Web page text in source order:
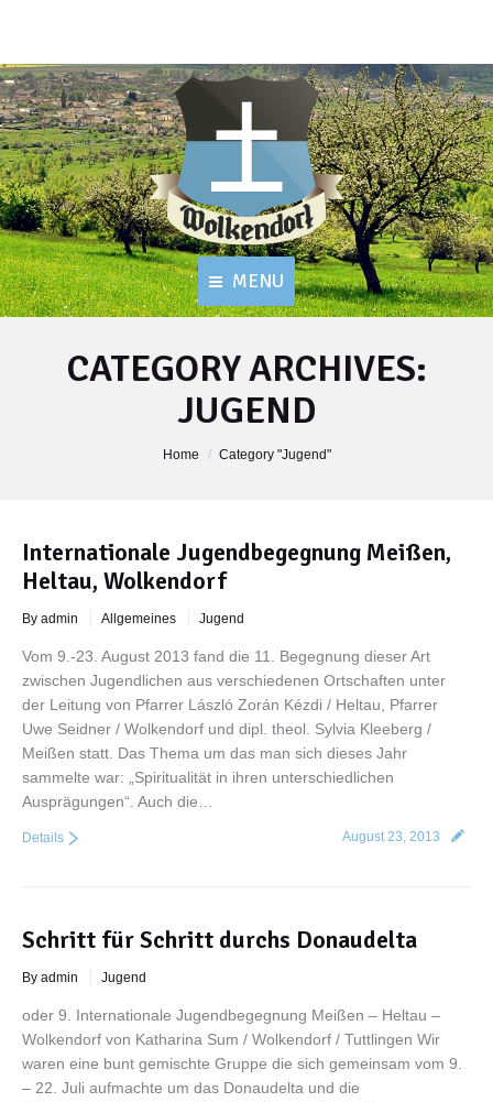
MENU
CATEGORY ARCHIVES:
JUGEND
Home Category "Jugend"
Internationale Jugendbegegnung Meißen,
Heltau, Wolkendorf
By admin Allgemeines Jugend
Vom 9.-23. August 2013 fand die 11. Begegnung dieser Art
zwischen Jugendlichen aus verschiedenen Ortschaften unter
der Leitung von Pfarrer László Zorán Kézdi / Heltau, Pfarrer
Uwe Seidner / Wolkendorf und dipl. theol. Sylvia Kleeberg /
Meißen statt. Das Thema um das man sich dieses Jahr
sammelte war: „Spiritualität in ihren unterschiedlichen
Ausprägungen“. Auch die…
August 23, 2013
Details
Schritt für Schritt durchs Donaudelta
By admin Jugend
oder 9. Internationale Jugendbegegnung Meißen – Heltau –
Wolkendorf von Katharina Sum / Wolkendorf / Tuttlingen Wir
waren eine bunt gemischte Gruppe die sich gemeinsam vom 9.
– 22. Juli aufmachte um das Donaudelta und die